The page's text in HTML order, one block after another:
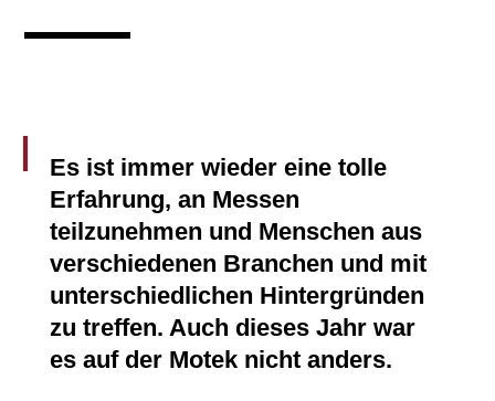
Es ist immer wieder eine tolle
Erfahrung, an Messen
teilzunehmen und Menschen aus
verschiedenen Branchen und mit
unterschiedlichen Hintergründen
zu treffen. Auch dieses Jahr war
es auf der Motek nicht anders.